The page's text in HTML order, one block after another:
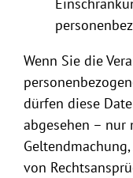
Wenn Sie die
dürfen diese
abgesehen –
von